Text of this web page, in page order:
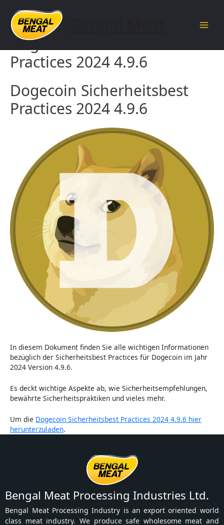
content
Dogecoin Sicherheitsbest
Practices 2024 4.9.6
Dogecoin Sicherheitsbest
Practices 2024 4.9.6
In diesem Dokument finden Sie alle wichtigen Informationen
bezüglich der Sicherheitsbest Practices für Dogecoin im Jahr
2024 Version 4.9.6.
Es deckt wichtige Aspekte ab, wie Sicherheitsempfehlungen,
bewährte Sicherheitspraktiken und vieles mehr.
Um die Dogecoin Sicherheitsbest Practices 2024 4.9.6 hier
herunterzuladen.
Bengal Meat Processing Industries Ltd.
Bengal Meat Processing Industry is an export oriented world
class meat industry. We produce safe wholesome meat and